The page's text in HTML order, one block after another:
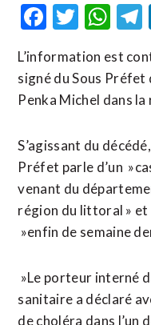
L’information est
signé du Sous Préfet
Penka Michel dans
S’agissant du
Préfet parle d’un
venant du
région du littoral »
»enfin de semaine
»Le porteur interné
sanitaire a déclaré
de choléra dans l’un